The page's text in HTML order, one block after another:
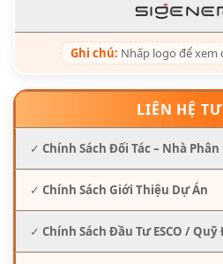
Ghi chú: Nhấp logo để
LIÊN HỆ
✓ Chính Sách Đối Tác – Nhà Phân
✓ Chính Sách Giới Thiệu Dự Án
✓ Chính Sách Đầu Tư ESCO /